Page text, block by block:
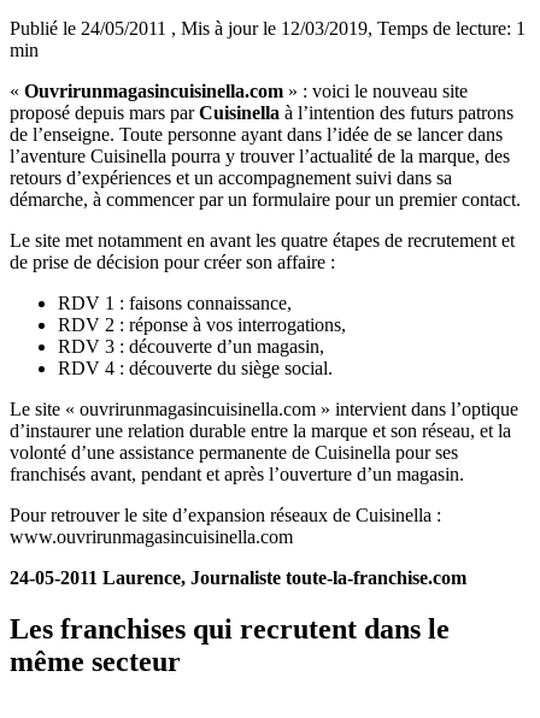
Publié le 24/05/2011 , Mis à jour le 12/03/2019, Temps de lecture: 1
min
« Ouvrirunmagasincuisinella.com » : voici le nouveau site
proposé depuis mars parCuisinella à l’intention des futurs patrons
de l’enseigne. Toute personne ayant dans l’idée de se lancer dans
l’aventure Cuisinella pourra y trouver l’actualité de la marque, des
retours d’expériences et un accompagnement suivi dans sa
démarche, à commencer par un formulaire pour un premier contact.
Le site met notamment en avant les quatre étapes de recrutement et
de prise de décision pour créer son affaire :
RDV 1 : faisons connaissance,
RDV 2 : réponse à vos interrogations,
RDV 3 : découverte d’un magasin,
RDV 4 : découverte du siège social.
Le site « ouvrirunmagasincuisinella.com » intervient dans l’optique
d’instaurer une relation durable entre la marque et son réseau, et la
volonté d’une assistance permanente de Cuisinella pour ses
franchisés avant, pendant et après l’ouverture d’un magasin.
Pour retrouver le site d’expansion réseaux de Cuisinella :
www.ouvrirunmagasincuisinella.com
24-05-2011 Laurence, Journaliste toute-la-franchise.com
Les franchises qui recrutent dans le
même secteur